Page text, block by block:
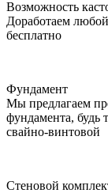
Возможность
Доработаем
бесплатно
Фундамент
Мы предлагаем
фундамента, будь
свайно-винтовой
Стеновой